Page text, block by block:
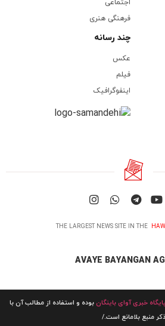
اجتماعی
فرهنگی هنری
چند رسانه
عکس
فیلم
اینفوگرافیک
THE LARGEST NEWS SITE IN THE
AVAYE BAYANGAN
پایگاه خبری آوای باینگانبوده و استفاده از مطالب آن با
ذکر منبع بلامانع است./